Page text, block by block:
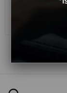
Kia Rio Android